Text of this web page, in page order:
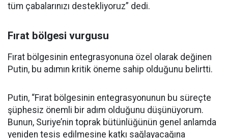
tüm çabalarınızı destekliyoruz” dedi.
Fırat bölgesi vurgusu
Fırat bölgesinin entegrasyonuna özel olarak değinen
Putin, bu adımın kritik öneme sahip olduğunu belirtti.
Putin, “Fırat bölgesinin entegrasyonunun bu süreçte
şüphesiz önemli bir adım olduğunu düşünüyorum.
Bunun, Suriye’nin toprak bütünlüğünün genel anlamda
yeniden tesis edilmesine katkı sağlayacağına